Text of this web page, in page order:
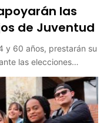
las
de Juventud
y 60 años, prestarán su
las elecciones…